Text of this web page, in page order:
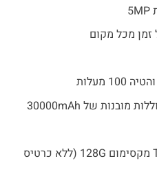
אחסון בענן ואחסון כרטיס TF מקסימום 128G (ללא כרטיס